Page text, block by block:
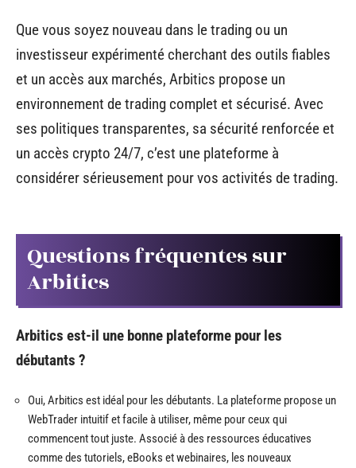
Que vous soyez nouveau dans le trading ou un
investisseur expérimenté cherchant des outils fiables
et un accès aux marchés, Arbitics propose un
environnement de trading complet et sécurisé. Avec
ses politiques transparentes, sa sécurité renforcée et
un accès crypto 24/7, c’est une plateforme à
considérer sérieusement pour vos activités de trading.
Questions fréquentes sur
Arbitics
Arbitics est-il une bonne plateforme pour les
débutants ?
Oui, Arbitics est idéal pour les débutants. La plateforme propose un
WebTrader intuitif et facile à utiliser, même pour ceux qui
commencent tout juste. Associé à des ressources éducatives
comme des tutoriels, eBooks et webinaires, les nouveaux